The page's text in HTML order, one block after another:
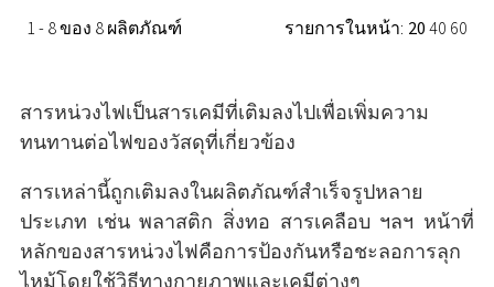
1 - 8 ของ 8 ผลิตภัณฑ์ รายการในหน้า: 2040 60
สารหน่วงไฟเป็นสารเคมีที่เติมลงไปเพื่อเพิ่มความ
ทนทานต่อไฟของวัสดุที่เกี่ยวข้อง
สารเหล่านี้ถูกเติมลงในผลิตภัณฑ์สำเร็จรูปหลาย
ประเภท เช่น พลาสติก สิ่งทอ สารเคลือบ ฯลฯ หน้าที่
หลักของสารหน่วงไฟคือการป้องกันหรือชะลอการลุก
ไหม้โดยใช้วิธีทางกายภาพและเคมีต่างๆ